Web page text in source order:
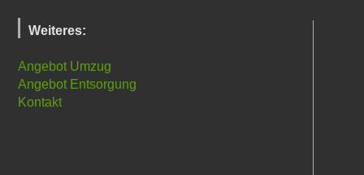
Weiteres:
Angebot Umzug
Angebot Entsorgung
Kontakt